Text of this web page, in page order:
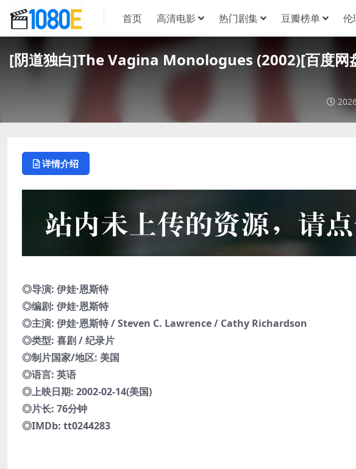
首页 高清电影 热门剧集 豆瓣榜单 伦
[阴道独白]The Vagina Monologues (2002)[百度网
详情介绍
◎导演: 伊娃·恩斯特
◎编剧: 伊娃·恩斯特
◎主演: 伊娃·恩斯特 / Steven C. Lawrence / Cathy Richardson
◎类型: 喜剧 / 纪录片
◎制片国家/地区: 美国
◎语言: 英语
◎上映日期: 2002-02-14(美国)
◎片长: 76分钟
◎IMDb: tt0244283